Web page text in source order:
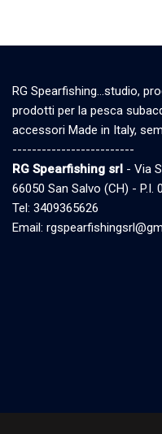
RG Spearfishing…studio,
prodotti per la pesca
accessori Made in Italy,
-------------------------
RG Spearfishing srl - Via
66050 San Salvo (CH) - P.I.
Tel: 3409365626
Email: